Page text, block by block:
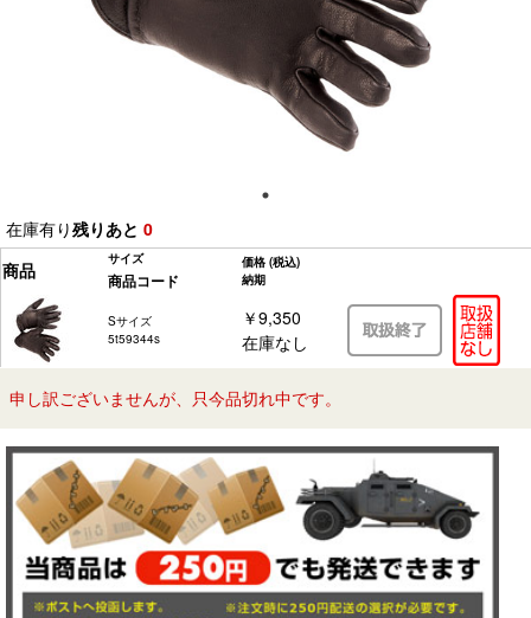
在庫有り残りあと 0
商品
サイズ
商品コード
価格 (税込)
納期
Sサイズ
5t59344s
￥9,350
在庫なし
申し訳ございませんが、只今品切れ中です。